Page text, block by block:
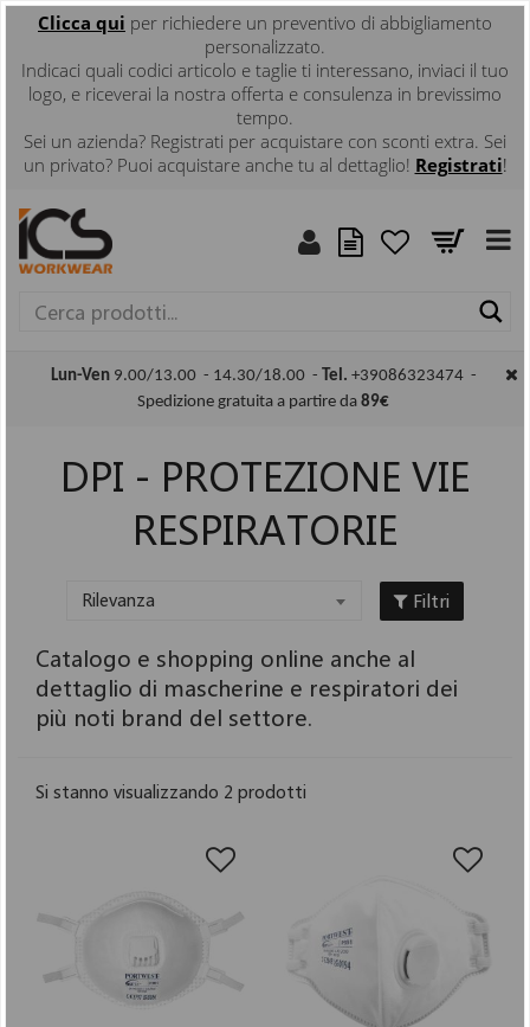
Clicca qui per richiedere un preventivo di abbigliamento
personalizzato.
Indicaci quali codici articolo e taglie ti interessano, inviaci il tuo
logo, e riceverai la nostra offerta e consulenza in brevissimo
tempo.
Sei un azienda? Registrati per acquistare con sconti extra. Sei
un privato? Puoi acquistare anche tu al dettaglio! Registrati!
Lun-Ven 9.00/13.00 - 14.30/18.00 - Tel. +39086323474 -
Spedizione gratuita a partire da 89€
DPI - PROTEZIONE VIE
RESPIRATORIE
Rilevanza Filtri
Catalogo e shopping online anche al
dettaglio di mascherine e respiratori dei
più noti brand del settore.
Si stanno visualizzando 2 prodotti